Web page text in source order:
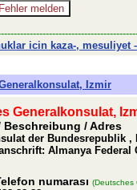
icin kaza-, mesuliyet
Izmir
Generalkonsulat,
Beschreibung / Adres
der Bundesrepublik ,
Almanya
numarası (Deutsches